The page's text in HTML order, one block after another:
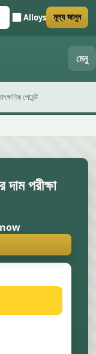
Alloys মূল্য জানুন
মেনু
পেমেন্ট
পরীক্ষা